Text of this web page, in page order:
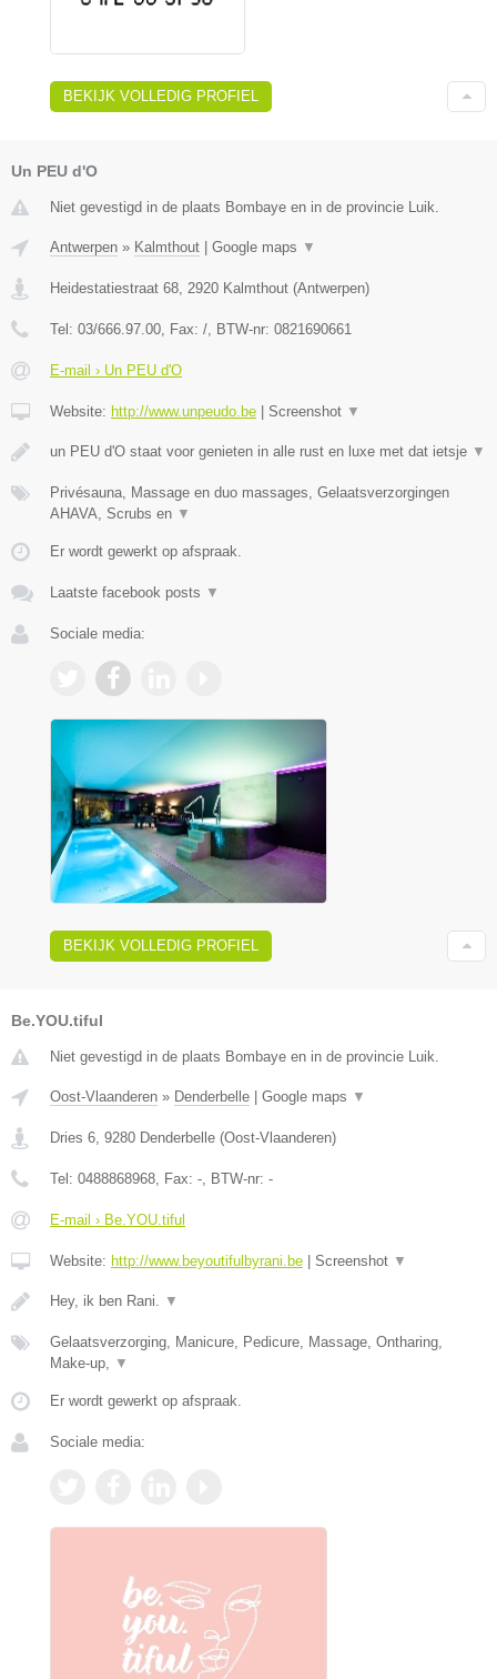
BEKIJK VOLLEDIG PROFIEL
Un PEU d'O
Niet gevestigd in de plaats Bombaye en in de provincie Luik.
Antwerpen » Kalmthout Google maps ▼
Heidestatiestraat 68, 2920 Kalmthout (Antwerpen)
Tel: 03/666.97.00, Fax: /, BTW-nr: 0821690661
E-mail › Un PEU d'O
Website: http://www.unpeudo.be Screenshot ▼
un PEU d'O staat voor genieten in alle rust en luxe met dat ietsje ▼
Privésauna, Massage en duo massages, Gelaatsverzorgingen
AHAVA, Scrubs en ▼
Er wordt gewerkt op afspraak.
Laatste facebook posts ▼
Sociale media:
BEKIJK VOLLEDIG PROFIEL
Be.YOU.tiful
Niet gevestigd in de plaats Bombaye en in de provincie Luik.
Oost-Vlaanderen » Denderbelle Google maps ▼
Dries 6 9280 Denderbelle (Oost-Vlaanderen)
Tel: 0488868968 , Fax: - , BTW-nr: -
E-mail › Be.YOU.tiful
Website: http://www.beyoutifulbyrani.be Screenshot ▼
Hey, ik ben Rani. ▼
Gelaatsverzorging, Manicure, Pedicure, Massage, Ontharing,
Make-up,
▼
Er wordt gewerkt op afspraak.
Sociale media: